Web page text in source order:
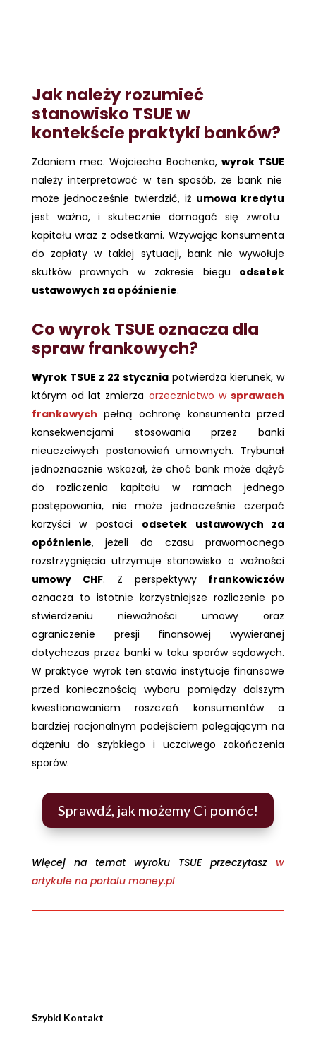
Jak należy rozumieć
stanowisko TSUE w
kontekście praktyki banków?
Zdaniem mec. Wojciecha Bochenka, wyrok TSUE
należy interpretować w ten sposób, że bank nie
może jednocześnie twierdzić, iż umowa kredytu
jest ważna, i skutecznie domagać się zwrotu
kapitału wraz z odsetkami. Wzywając konsumenta
do zapłaty w takiej sytuacji, bank nie wywołuje
skutków prawnych w zakresie biegu odsetek
ustawowych za opóźnienie.
Co wyrok TSUE oznacza dla
spraw frankowych?
Wyrok TSUE z 22 stycznia potwierdza kierunek, w
którym od lat zmierza orzecznictwo wsprawach
frankowych pełną ochronę konsumenta przed
konsekwencjami stosowania przez banki
nieuczciwych postanowień umownych. Trybunał
jednoznacznie wskazał, że choć bank może dążyć
do rozliczenia kapitału w ramach jednego
postępowania, nie może jednocześnie czerpać
korzyści w postaci odsetek ustawowych za
opóźnienie, jeżeli do czasu prawomocnego
rozstrzygnięcia utrzymuje stanowisko o ważności
umowy CHF. Z perspektywy frankowiczów
oznacza to istotnie korzystniejsze rozliczenie po
stwierdzeniu nieważności umowy oraz
ograniczenie presji finansowej wywieranej
dotychczas przez banki w toku sporów sądowych.
W praktyce wyrok ten stawia instytucje finansowe
przed koniecznością wyboru pomiędzy dalszym
kwestionowaniem roszczeń konsumentów a
bardziej racjonalnym podejściem polegającym na
dążeniu do szybkiego i uczciwego zakończenia
sporów.
Sprawdź, jak możemy Ci pomóc!
Więcej na temat wyroku TSUE przeczytaszw
artykule na portalu money.pl
Szybki Kontakt